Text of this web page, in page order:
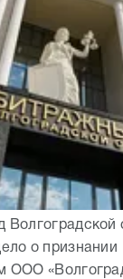
Волгоградской
о признании
ООО